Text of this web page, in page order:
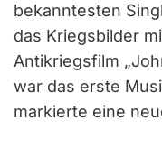
bekanntesten
das Kriegsbilder
Antikriegsfilm
war das erste
markierte eine